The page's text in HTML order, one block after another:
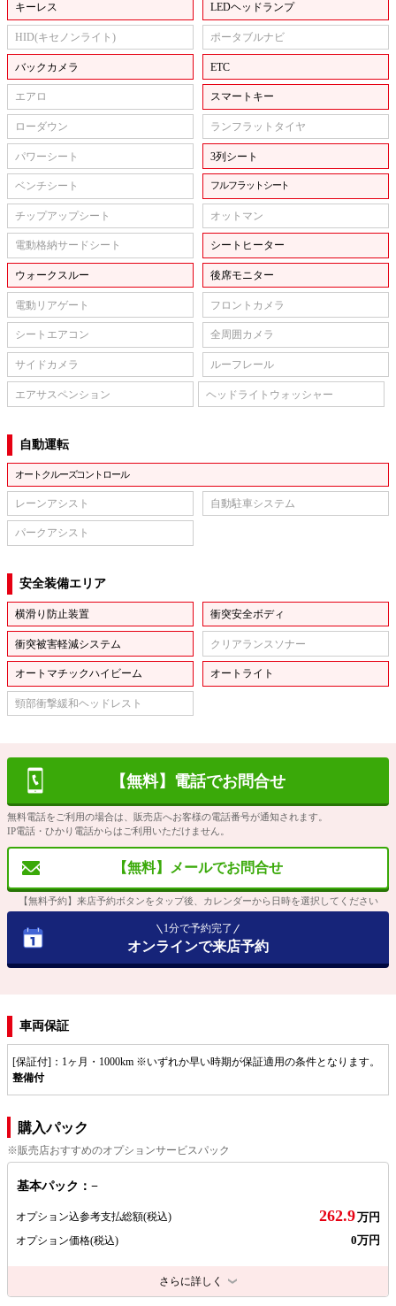
キーレス LEDヘッドランプ
HID(キセノンライト) ポータブルナビ
バックカメラ ETC
エアロ スマートキー
ローダウン ランフラットタイヤ
パワーシート 3列シート
ベンチシート フルフラットシート
チップアップシート オットマン
電動格納サードシート シートヒーター
ウォークスルー 後席モニター
電動リアゲート フロントカメラ
シートエアコン 全周囲カメラ
サイドカメラ ルーフレール
エアサスペンション ヘッドライトウォッシャー
自動運転
オートクルーズコントロール
レーンアシスト 自動駐車システム
パークアシスト
安全装備エリア
横滑り防止装置 衝突安全ボディ
衝突被害軽減システム クリアランスソナー
オートマチックハイビーム オートライト
頸部衝撃緩和ヘッドレスト
【無料】電話でお問合せ
無料電話をご利用の場合は、販売店へお客様の電話番号が通知されます。
IP電話・ひかり電話からはご利用いただけません。
【無料】メールでお問合せ
【無料予約】来店予約ボタンをタップ後、カレンダーから日時を選択してください
1分で予約完了
オンラインで来店予約
車両保証
[保証付]：1ヶ月・1000km ※いずれか早い時期が保証適用の条件となります。
整備付
購入パック
※販売店おすすめのオプションサービスパック
基本パック：−
オプション込参考支払総額(税込) 262.9万円
オプション価格(税込) 0万円
さらに詳しく